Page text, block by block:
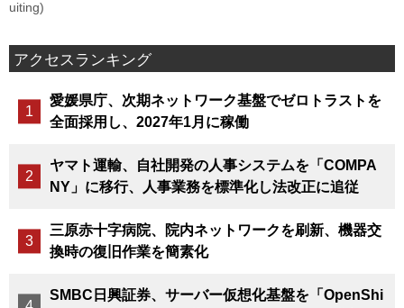
uiting)
アクセスランキング
愛媛県庁、次期ネットワーク基盤でゼロトラストを
全面採用し、2027年1月に稼働
ヤマト運輸、自社開発の人事システムを「COMPA
NY」に移行、人事業務を標準化し法改正に追従
三原赤十字病院、院内ネットワークを刷新、機器交
換時の復旧作業を簡素化
SMBC日興証券、サーバー仮想化基盤を「OpenShi